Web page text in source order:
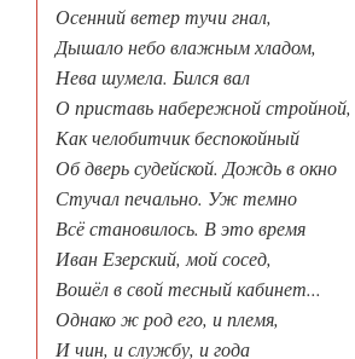
Осенний ветер тучи гнал,
Дышало небо влажным хладом,
Нева шумела. Бился вал
О приставь набережной стройной,
Как челобитчик беспокойный
Об дверь судейской. Дождь в окно
Стучал печально. Уж темно
Всё становилось. В это время
Иван Езерский, мой сосед,
Вошёл в свой тесный кабинет...
Однако ж род его, и племя,
И чин, и службу, и года